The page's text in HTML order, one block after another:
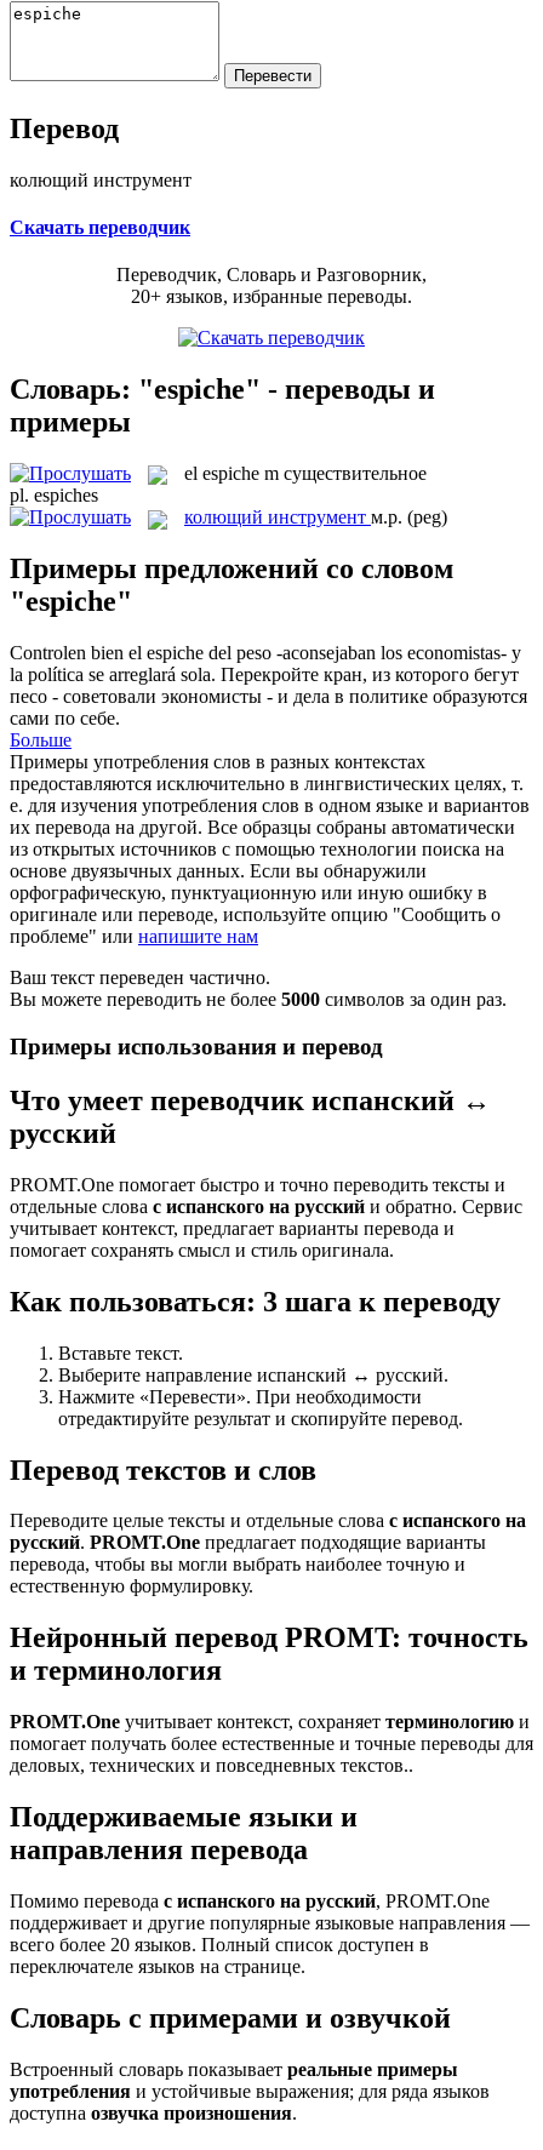
Перевод
колющий инструмент
Скачать переводчик
Переводчик, Словарь и Разговорник,
20+ языков, избранные переводы.
Словарь: "espiche" - переводы и
примеры
el espiche m существительное
pl. espiches
колющий инструмент м.р. (peg)
Примеры предложений со словом
"espiche"
Controlen bien el espiche del peso -aconsejaban los economistas- y
la política se arreglará sola. Перекройте кран, из которого бегут
песо - советовали экономисты - и дела в политике образуются
сами по себе.
Больше
Примеры употребления слов в разных контекстах
предоставляются исключительно в лингвистических целях, т.
е. для изучения употребления слов в одном языке и вариантов
их перевода на другой. Все образцы собраны автоматически
из открытых источников с помощью технологии поиска на
основе двуязычных данных. Если вы обнаружили
орфографическую, пунктуационную или иную ошибку в
оригинале или переводе, используйте опцию "Сообщить о
проблеме" или напишите нам
Ваш текст переведен частично.
Вы можете переводить не более 5000 символов за один раз.
Примеры использования и перевод
Что умеет переводчик испанский ↔
русский
PROMT.One помогает быстро и точно переводить тексты и
отдельные слова с испанского на русский и обратно. Сервис
учитывает контекст, предлагает варианты перевода и
помогает сохранять смысл и стиль оригинала.
Как пользоваться: 3 шага к переводу
Вставьте текст.
Выберите направление испанский ↔ русский.
Нажмите «Перевести». При необходимости
отредактируйте результат и скопируйте перевод.
Перевод текстов и слов
Переводите целые тексты и отдельные слова с испанского на
русский. PROMT.One предлагает подходящие варианты
перевода, чтобы вы могли выбрать наиболее точную и
естественную формулировку.
Нейронный перевод PROMT: точность
и терминология
PROMT.One учитывает контекст, сохраняет терминологию и
помогает получать более естественные и точные переводы для
деловых, технических и повседневных текстов..
Поддерживаемые языки и
направления перевода
Помимо перевода с испанского на русский, PROMT.One
поддерживает и другие популярные языковые направления —
всего более 20 языков. Полный список доступен в
переключателе языков на странице.
Словарь с примерами и озвучкой
Встроенный словарь показывает реальные примеры
употребления и устойчивые выражения; для ряда языков
доступна озвучка произношения.